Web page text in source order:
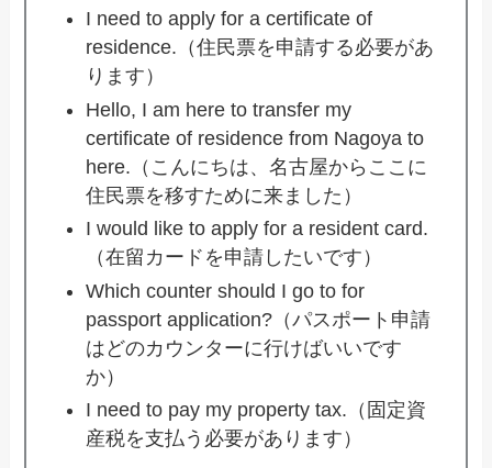
I need to apply for a certificate of
residence.（住民票を申請する必要があ
ります）
Hello, I am here to transfer my
certificate of residence from Nagoya to
here.（こんにちは、名古屋からここに
住民票を移すために来ました）
I would like to apply for a resident card.
（在留カードを申請したいです）
Which counter should I go to for
passport application?（パスポート申請
はどのカウンターに行けばいいです
か）
I need to pay my property tax.（固定資
産税を支払う必要があります）